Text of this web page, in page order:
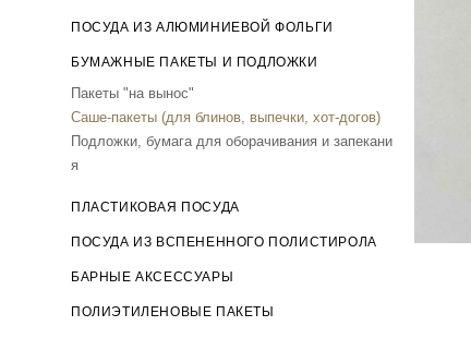
ПОСУДА ИЗ АЛЮМИНИЕВОЙ ФОЛЬГИ
БУМАЖНЫЕ ПАКЕТЫ И ПОДЛОЖКИ
Пакеты "на вынос"
Саше-пакеты (для блинов, выпечки, хот-догов)
Подложки, бумага для оборачивания и запекани
я
ПЛАСТИКОВАЯ ПОСУДА
ПОСУДА ИЗ ВСПЕНЕННОГО ПОЛИСТИРОЛА
БАРНЫЕ АКСЕССУАРЫ
ПОЛИЭТИЛЕНОВЫЕ ПАКЕТЫ